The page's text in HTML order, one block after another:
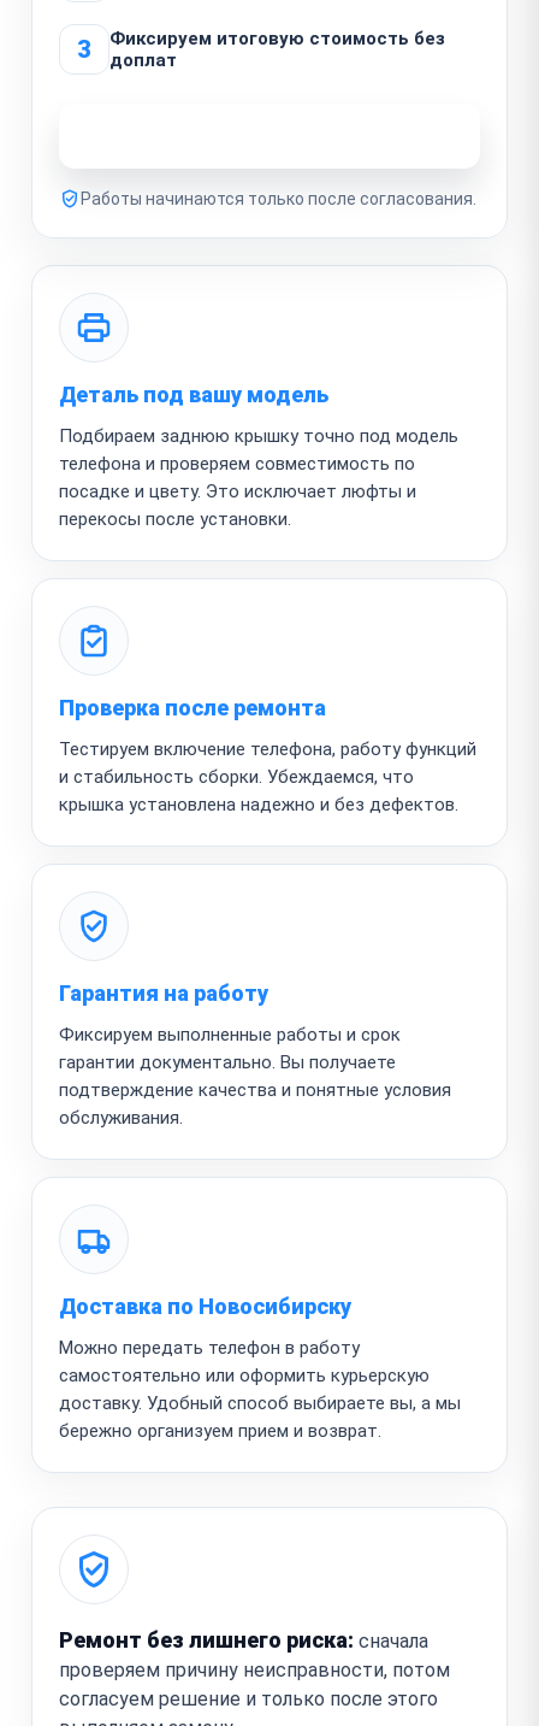
3
Фиксируем итоговую стоимость без
доплат
Работы начинаются только после согласования.
Деталь под вашу модель
Подбираем заднюю крышку точно под модель
телефона и проверяем совместимость по
посадке и цвету. Это исключает люфты и
перекосы после установки.
Проверка после ремонта
Тестируем включение телефона, работу функций
и стабильность сборки. Убеждаемся, что
крышка установлена надежно и без дефектов.
Гарантия на работу
Фиксируем выполненные работы и срок
гарантии документально. Вы получаете
подтверждение качества и понятные условия
обслуживания.
Доставка по Новосибирску
Можно передать телефон в работу
самостоятельно или оформить курьерскую
доставку. Удобный способ выбираете вы, а мы
бережно организуем прием и возврат.
Ремонт без лишнего риска: сначала
проверяем причину неисправности, потом
согласуем решение и только после этого